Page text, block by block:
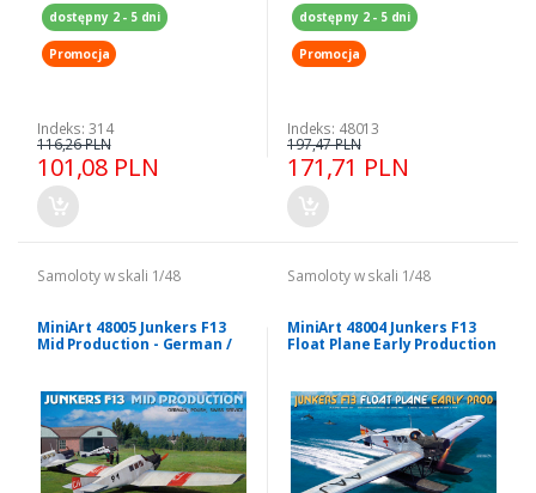
dostępny 2 - 5 dni
Promocja
Indeks: 314
101,08 PLN
116,26 PLN
dostępny 2 - 5 dni
Promocja
Indeks: 48013
171,71 PLN
197,47 PLN
Samoloty w skali 1/48
MiniArt 48005 Junkers F13
Mid Production - German /
Samoloty w skali 1/48
MiniArt 48004 Junkers F13
Float Plane Early Production